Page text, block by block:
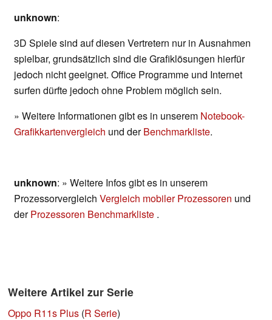
unknown:
3D Spiele sind auf diesen Vertretern nur in Ausnahmen
spielbar, grundsätzlich sind die Grafiklösungen hierfür
jedoch nicht geeignet. Office Programme und Internet
surfen dürfte jedoch ohne Problem möglich sein.
» Weitere Informationen gibt es in unserem Notebook-
Grafikkartenvergleich und derBenchmarkliste.
unknown: » Weitere Infos gibt es in unserem
Prozessorvergleich Vergleich mobiler Prozessoren und
derProzessoren Benchmarkliste .
Weitere Artikel zur Serie
Oppo R11s Plus (R Serie)